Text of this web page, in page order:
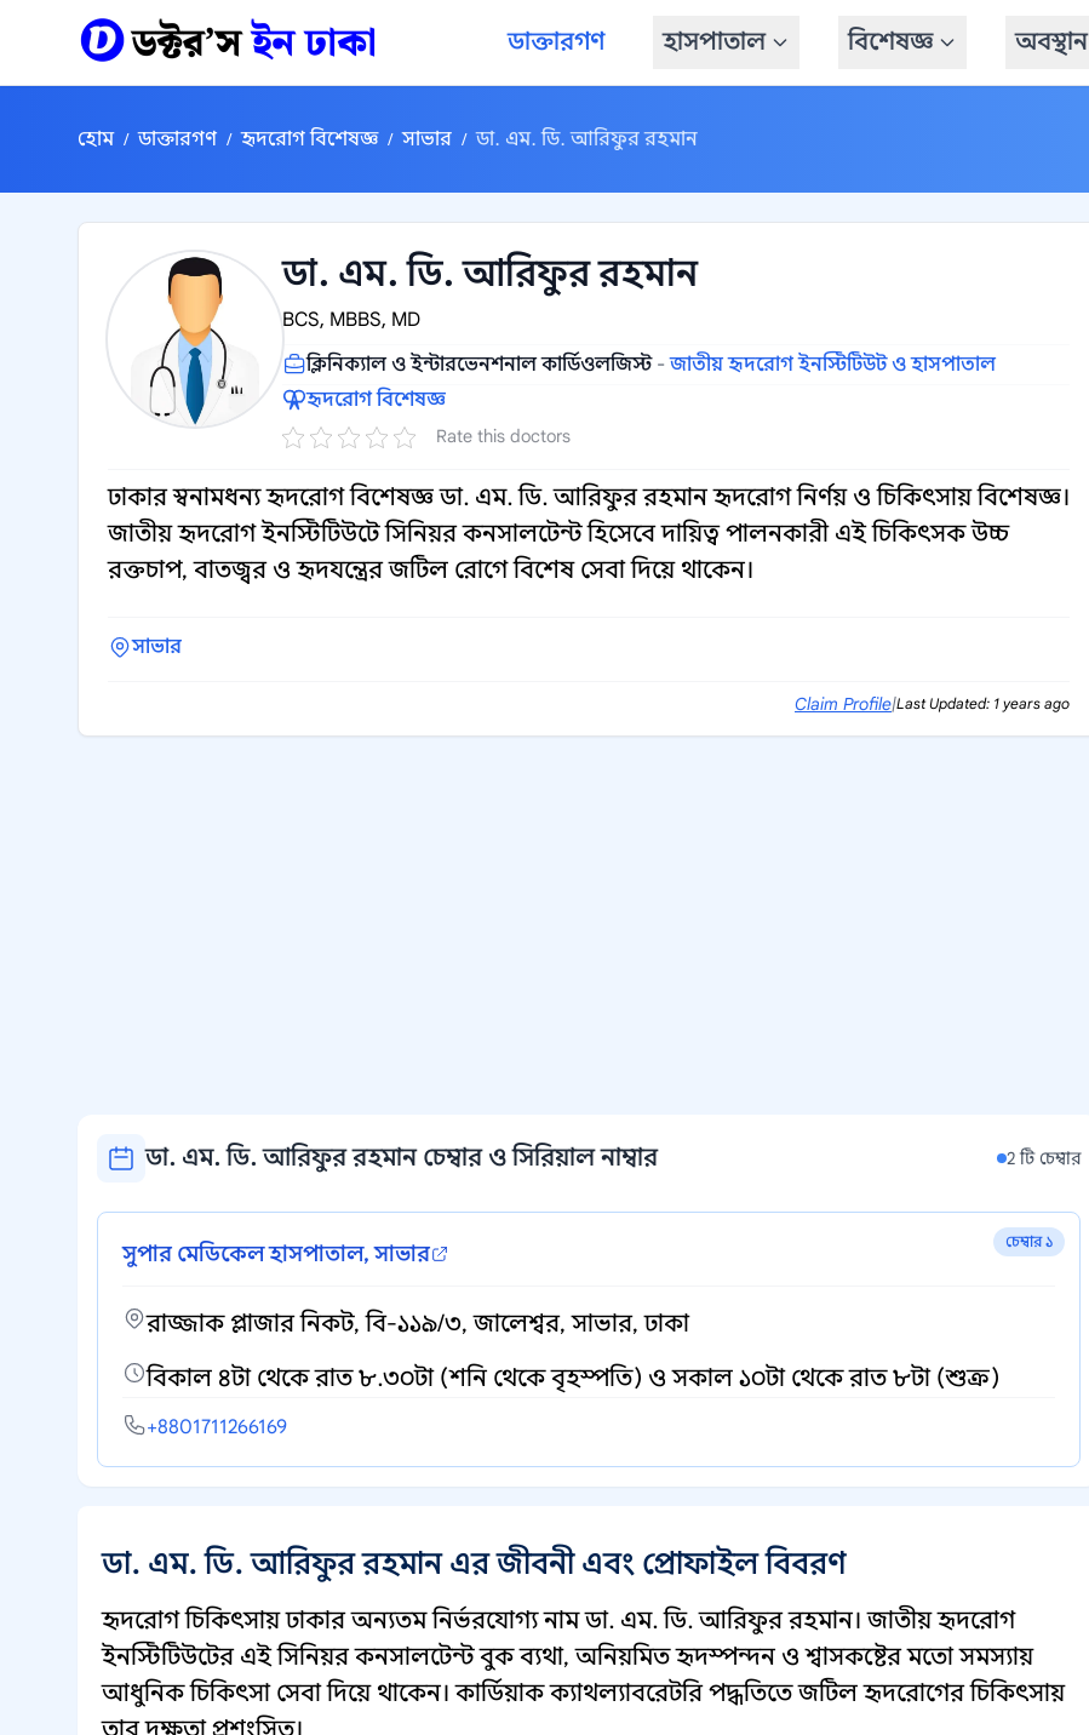
ডাক্তারগণ হাসপাতাল বিশেষজ্ঞ অবস্থান
হোম / ডাক্তারগণ / হৃদরোগ বিশেষজ্ঞ / সাভার / ডা. এম. ডি. আরিফুর রহমান
ডা. এম. ডি. আরিফুর রহমান
BCS, MBBS, MD
ক্লিনিক্যাল ও ইন্টারভেনশনাল কার্ডিওলজিস্ট -জাতীয় হৃদরোগ ইনস্টিটিউট ও হাসপাতাল
হৃদরোগ বিশেষজ্ঞ
Rate this doctors
ঢাকার স্বনামধন্য হৃদরোগ বিশেষজ্ঞ ডা. এম. ডি. আরিফুর রহমান হৃদরোগ নির্ণয় ও চিকিৎসায় বিশেষজ্ঞ।
জাতীয় হৃদরোগ ইনস্টিটিউটে সিনিয়র কনসালটেন্ট হিসেবে দায়িত্ব পালনকারী এই চিকিৎসক উচ্চ
রক্তচাপ, বাতজ্বর ও হৃদযন্ত্রের জটিল রোগে বিশেষ সেবা দিয়ে থাকেন।
সাভার
Claim Profile|Last Updated: 1 years ago
ডা. এম. ডি. আরিফুর রহমান চেম্বার ও সিরিয়াল নাম্বার 2 টি চেম্বার
চেম্বার ১
সুপার মেডিকেল হাসপাতাল, সাভার
রাজ্জাক প্লাজার নিকট, বি-১১৯/৩, জালেশ্বর, সাভার, ঢাকা
বিকাল ৪টা থেকে রাত ৮.৩০টা (শনি থেকে বৃহস্পতি) ও সকাল ১০টা থেকে রাত ৮টা (শুক্র)
+8801711266169
ডা. এম. ডি. আরিফুর রহমান এর জীবনী এবং প্রোফাইল বিবরণ
হৃদরোগ চিকিৎসায় ঢাকার অন্যতম নির্ভরযোগ্য নাম ডা. এম. ডি. আরিফুর রহমান। জাতীয় হৃদরোগ
ইনস্টিটিউটের এই সিনিয়র কনসালটেন্ট বুক ব্যথা, অনিয়মিত হৃদস্পন্দন ও শ্বাসকষ্টের মতো সমস্যায়
আধুনিক চিকিৎসা সেবা দিয়ে থাকেন। কার্ডিয়াক ক্যাথল্যাবরেটরি পদ্ধতিতে জটিল হৃদরোগের চিকিৎসায়